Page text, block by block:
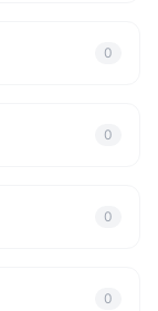
0
0
0
0